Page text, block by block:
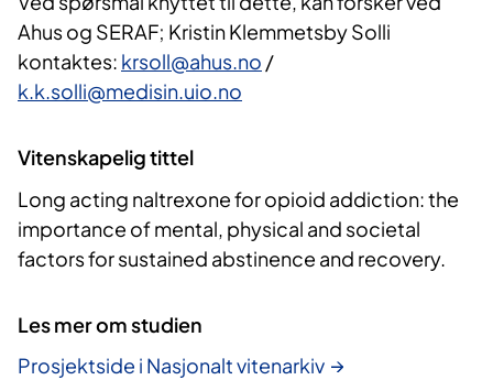
Ahus og SERAF; Kristin Klemmetsby Solli
kontaktes: krsoll@ahus.no /
k.k.solli@medisin.uio.no
Vitenskapelig tittel
Long acting naltrexone for opioid addiction: the
importance of mental, physical and societal
factors for sustained abstinence and recovery.
Les mer om studien
Prosjektside i Nasjonalt vitenarkiv